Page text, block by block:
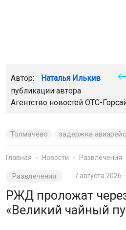
Автор: Наталья Илькив
публикации автора
Агентство новостей ОТС-
Толмачёво задержка
Главная Новости Развлечения
Развлечения 7 августа 2026
РЖД проложат
«Великий чайный